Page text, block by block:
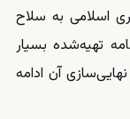
اسلامی به سلاح
تهیه‌شده بسیار
آن ادامه